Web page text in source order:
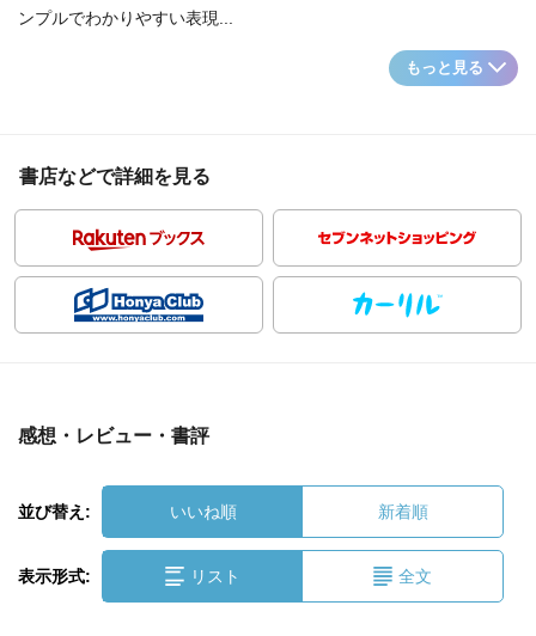
ンプルでわかりやすい表現...
もっと見る
書店などで詳細を見る
感想・レビュー・書評
並び替え: いいね順 新着順
表示形式: リスト 全文